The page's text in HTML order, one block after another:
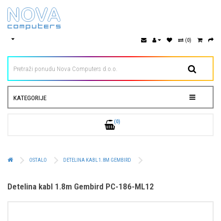
(0)
KATEGORIJE
(0)
OSTALO DETELINA KABL 1.8M GEMBIRD
Detelina kabl 1.8m Gembird PC-186-ML12